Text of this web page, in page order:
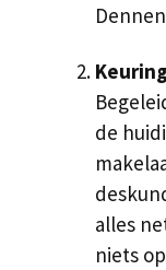
de
alles
niets